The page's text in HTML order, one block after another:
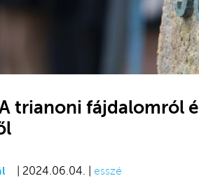
trianoni fájdalomról
| 2024.06.04. | esszé